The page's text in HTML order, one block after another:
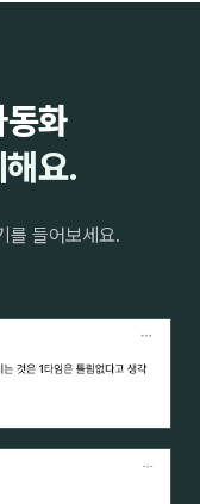
화
요.
를 들어보세요.